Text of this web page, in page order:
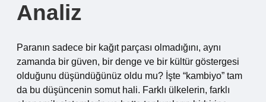
Analiz
Paranın sadece bir kağıt parçası olmadığını, aynı
zamanda bir güven, bir denge ve bir kültür göstergesi
olduğunu düşündüğünüz oldu mu? İşte “kambiyo” tam
da bu düşüncenin somut hali. Farklı ülkelerin, farklı